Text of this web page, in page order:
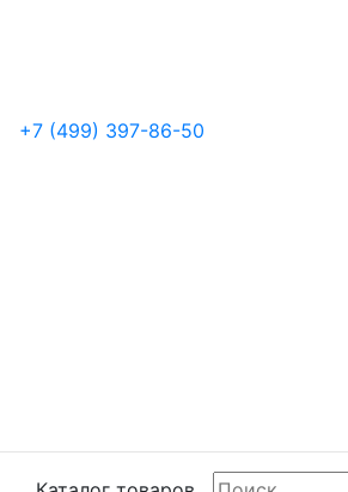
+7 (499) 397-86-50